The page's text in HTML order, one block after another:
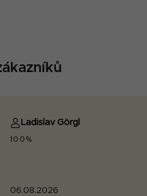
Ladislav Görgl
100%
06.08.2026